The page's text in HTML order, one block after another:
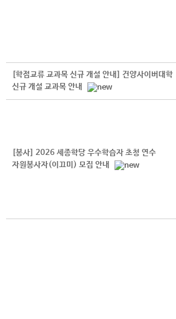
[학점교류 교과목 신규 개설 안내] 건양사이버대학
신규 개설 교과목 안내
[봉사] 2026 세종학당 우수학습자 초청 연수
자원봉사자(이끄미) 모집 안내